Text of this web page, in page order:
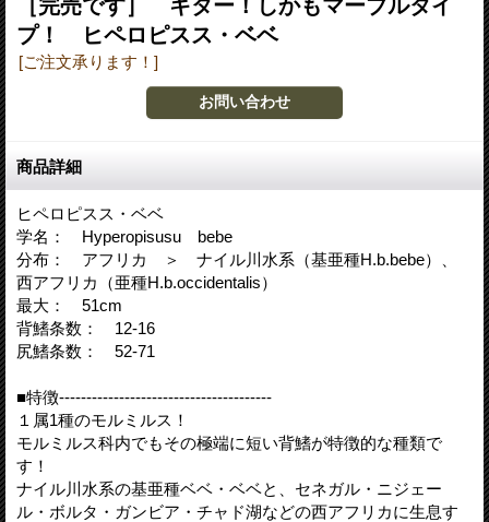
［完売です］ キター！しかもマーブルタイ
プ！ ヒペロピスス・ベベ
[ご注文承ります！]
商品詳細
ヒペロピスス・ベベ
学名： Hyperopisusu bebe
分布： アフリカ ＞ ナイル川水系（基亜種H.b.bebe）、
西アフリカ（亜種H.b.occidentalis）
最大： 51cm
背鰭条数： 12-16
尻鰭条数： 52-71
■特徴---------------------------------------
１属1種のモルミルス！
モルミルス科内でもその極端に短い背鰭が特徴的な種類で
す！
ナイル川水系の基亜種ベベ・ベベと、セネガル・ニジェー
ル・ボルタ・ガンビア・チャド湖などの西アフリカに生息す